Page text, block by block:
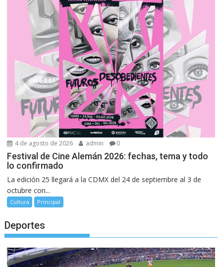
4 de agosto de 2026 admin 0
Festival de Cine Alemán 2026: fechas, tema y todo
lo confirmado
La edición 25 llegará a la CDMX del 24 de septiembre al 3 de
octubre con...
Cultura Principal
Deportes